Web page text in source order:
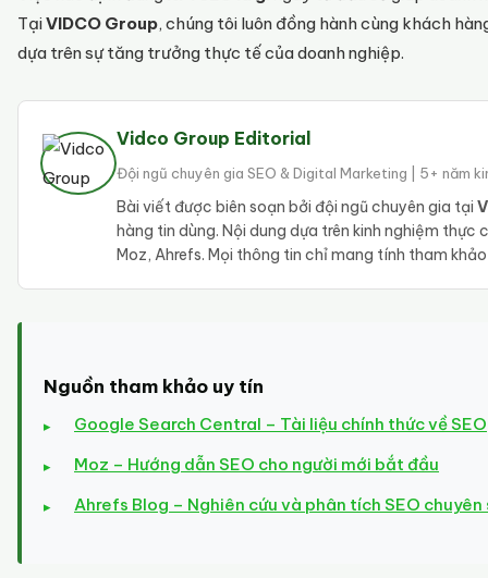
TạiVIDCO Group, chúng tôi luôn đồng hành cùng khách
dựa trên sự tăng trưởng thực tế của doanh nghiệp.
Vidco Group Editorial
Đội ngũ chuyên gia SEO & Digital Marketing | 5+ năm
Bài viết được biên soạn bởi đội ngũ chuyên gia tại
hàng tin dùng. Nội dung dựa trên kinh nghiệm
Moz, Ahrefs. Mọi thông tin chỉ mang tính tham
Nguồn tham khảo uy tín
Google Search Central – Tài liệu chính thức về SEO
Moz – Hướng dẫn SEO cho người mới bắt đầu
Ahrefs Blog – Nghiên cứu và phân tích SEO chuyên